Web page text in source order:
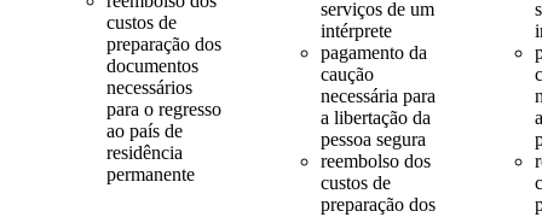
custos de
preparação dos
documentos
necessários
para o regresso
ao país de
residência
permanente
serviços de um
intérprete
pagamento da
caução
necessária para
a libertação da
pessoa segura
reembolso dos
custos de
preparação dos